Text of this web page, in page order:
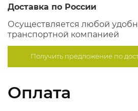
Доставка по России
Осуществляется любой
транспортной компанией
Получить предложение по
Оплата